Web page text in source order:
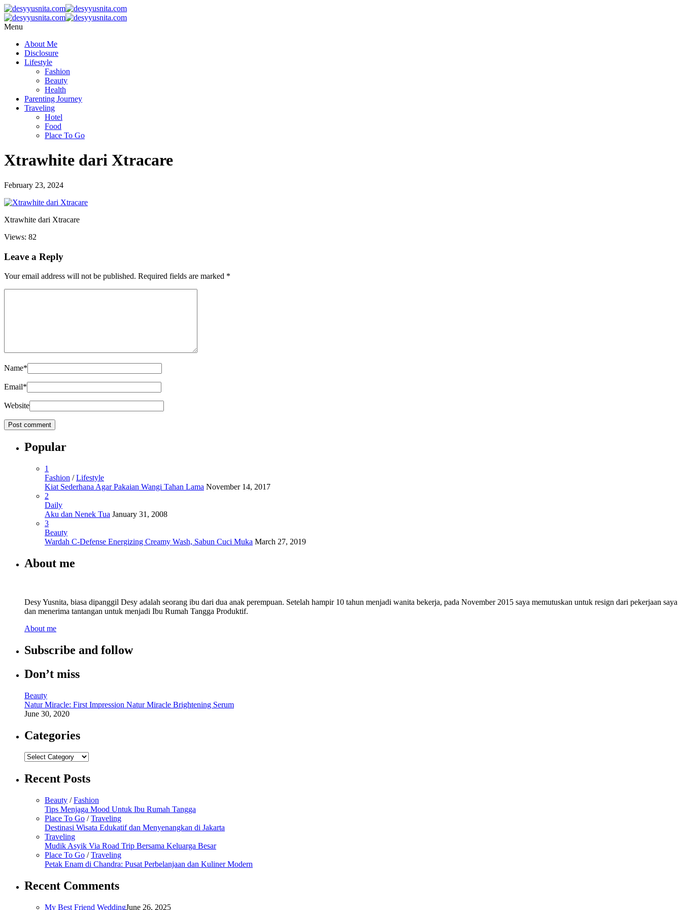
Menu
About Me
Disclosure
Lifestyle
Fashion
Beauty
Health
Parenting Journey
Traveling
Hotel
Food
Place To Go
Xtrawhite dari Xtracare
February 23, 2024
Xtrawhite dari Xtracare
Views: 82
Leave a Reply
Your email address will not be published. Required fields are marked *
Name*
Email*
Website
Popular
1
Fashion /Lifestyle
Kiat Sederhana Agar Pakaian Wangi Tahan Lama November 14, 2017
2
Daily
Aku dan Nenek Tua January 31, 2008
3
Beauty
Wardah C-Defense Energizing Creamy Wash, Sabun Cuci Muka March 27, 2019
About me
Desy Yusnita, biasa dipanggil Desy adalah seorang ibu dari dua anak perempuan. Setelah hampir 10 tahun menjadi wanita bekerja, pada November 2015 saya memutuskan untuk resign dari pekerjaan saya
dan menerima tantangan untuk menjadi Ibu Rumah Tangga Produktif.
About me
Subscribe and follow
Don’t miss
Beauty
Natur Miracle: First Impression Natur Miracle Brightening Serum
June 30, 2020
Categories
Categories
Recent Posts
Beauty /Fashion
Tips Menjaga Mood Untuk Ibu Rumah Tangga
Place To Go /Traveling
Destinasi Wisata Edukatif dan Menyenangkan di Jakarta
Traveling
Mudik Asyik Via Road Trip Bersama Keluarga Besar
Place To Go /Traveling
Petak Enam di Chandra: Pusat Perbelanjaan dan Kuliner Modern
Recent Comments
My Best Friend WeddingJune 26, 2025